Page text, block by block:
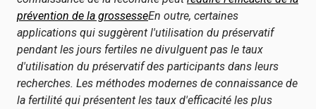
prévention de la grossesseEn outre, certaines
applications qui suggèrent l'utilisation du préservatif
pendant les jours fertiles ne divulguent pas le taux
d'utilisation du préservatif des participants dans leurs
recherches. Les méthodes modernes de connaissance de
la fertilité qui présentent les taux d'efficacité les plus